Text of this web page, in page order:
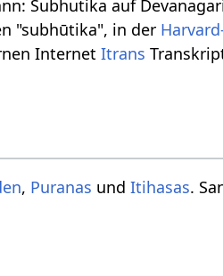
Subhutika auf
"subhūtika", in der
InternetItrans
, Puranas undItihasas.